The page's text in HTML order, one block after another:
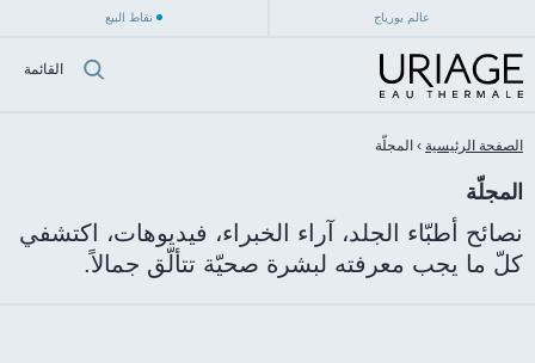
عالم يورياج نقاط البيع
القائمة
الصفحة الرئيسية › المجلّة
المجلّة
نصائح أطبّاء الجلد، آراء الخبراء، فيديوهات، اكتشفي
كلّ ما يجب معرفته لبشرة صحيّة تتألّق جمالاً.